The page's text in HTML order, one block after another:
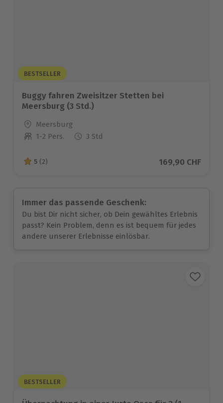
BESTSELLER
Buggy fahren Zweisitzer Stetten bei
Meersburg (3 Std.)
Standort
Meersburg
Anzahl der Teilnehmer
1-2 Pers. 3 Std
5 von 5 Sternen basierend auf 2 Bewertungen
5 (2) Aktueller Preis
169,90 CHF
Immer das passende Geschenk:
Du bist Dir nicht sicher, ob Dein gewähltes Erlebnis
passt? Kein Problem, denn es ist bequem für jedes
andere unserer Erlebnisse einlösbar.
BESTSELLER